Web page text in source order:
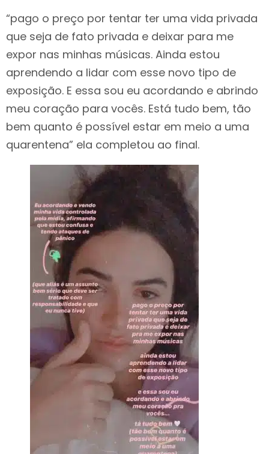
“pago o preço por tentar ter uma vida privada
que seja de fato privada e deixar para me
expor nas minhas músicas. Ainda estou
aprendendo a lidar com esse novo tipo de
exposição. E essa sou eu acordando e abrindo
meu coração para vocês. Está tudo bem, tão
bem quanto é possível estar em meio a uma
quarentena” ela completou ao final.